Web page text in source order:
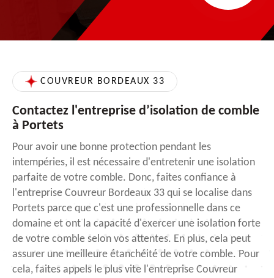
COUVREUR BORDEAUX 33
Contactez l'entreprise d’isolation de comble
à Portets
Pour avoir une bonne protection pendant les
intempéries, il est nécessaire d'entretenir une isolation
parfaite de votre comble. Donc, faites confiance à
l'entreprise Couvreur Bordeaux 33 qui se localise dans
Portets parce que c'est une professionnelle dans ce
domaine et ont la capacité d'exercer une isolation forte
de votre comble selon vos attentes. En plus, cela peut
assurer une meilleure étanchéité de votre comble. Pour
cela, faites appels le plus vite l'entreprise Couvreur